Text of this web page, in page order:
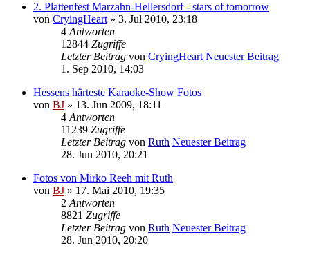
2. Plattenfest Marzahn-Hellersdorf - stars of tomorrow
von CryingHeart » 3. Jul 2010, 23:18
4 Antworten
12844 Zugriffe
Letzter Beitrag von CryingHeart Neuester Beitrag
1. Sep 2010, 14:03
Hessens härteste Karaoke-Show Fotos
von BJ » 13. Jun 2009, 18:11
4 Antworten
11239 Zugriffe
Letzter Beitrag von Ruth Neuester Beitrag
28. Jun 2010, 20:21
Fotos von Mirko Reeh mit Ruth
von BJ » 17. Mai 2010, 19:35
2 Antworten
8821 Zugriffe
Letzter Beitrag von Ruth Neuester Beitrag
28. Jun 2010, 20:20